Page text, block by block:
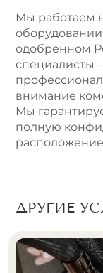
Мы работаем
одобренном
специалисты
внимание
Мы
полную
ДРУГИЕ